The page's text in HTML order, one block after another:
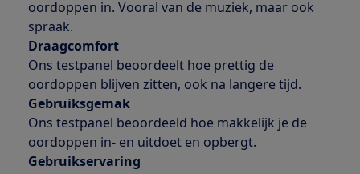
oordoppen in. Vooral van de muziek, maar ook
spraak.
Draagcomfort
Ons testpanel beoordeelt hoe prettig de
oordoppen blijven zitten, ook na langere tijd.
Gebruiksgemak
Ons testpanel beoordeeld hoe makkelijk je de
oordoppen in- en uitdoet en opbergt.
Gebruikservaring